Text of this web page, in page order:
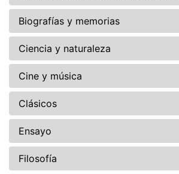
Biografías y memorias
Ciencia y naturaleza
Cine y música
Clásicos
Ensayo
Filosofía